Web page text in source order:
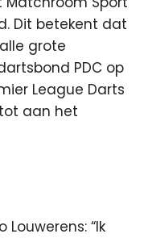
Dit betekent dat
grote
PDC op
League Darts
aan het
Louwerens: “Ik